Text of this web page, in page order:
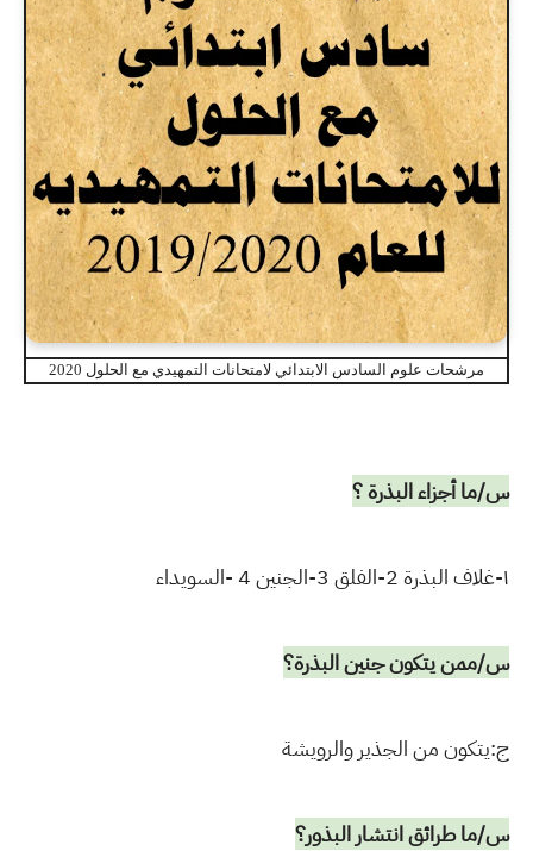
مرشحات علوم السادس الابتدائي لامتحانات التمهيدي مع الحلول 2020
س/ما أجزاء البذرة ؟
١-غلاف البذرة 2-الفلق 3-الجنين 4 -السويداء
س/ممن يتكون جنين البذرة؟
ج:يتكون من الجذير والرويشة
س/ما طرائق انتشار البذور؟